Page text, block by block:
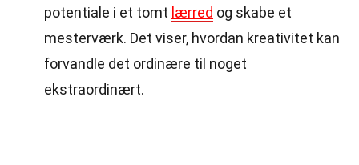
potentiale i et tomt lærred og skabe et
mesterværk. Det viser, hvordan kreativitet kan
forvandle det ordinære til noget
ekstraordinært.